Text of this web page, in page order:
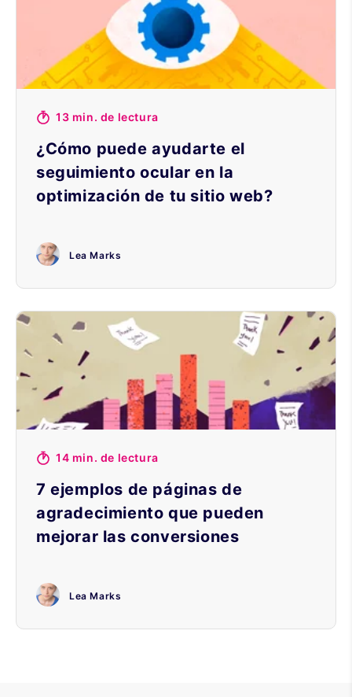
13 min. de lectura
¿Cómo puede ayudarte el
seguimiento ocular en la
optimización de tu sitio web?
Lea Marks
14 min. de lectura
7 ejemplos de páginas de
agradecimiento que pueden
mejorar las conversiones
Lea Marks